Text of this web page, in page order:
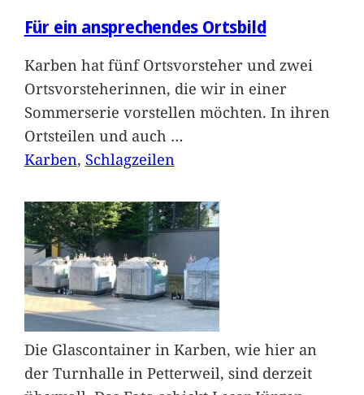
Für ein ansprechendes Ortsbild
Karben hat fünf Ortsvorsteher und zwei
Ortsvorsteherinnen, die wir in einer
Sommerserie vorstellen möchten. In ihren
Ortsteilen und auch …
Karben, Schlagzeilen
Die Glascontainer in Karben, wie hier an
der Turnhalle in Petterweil, sind derzeit